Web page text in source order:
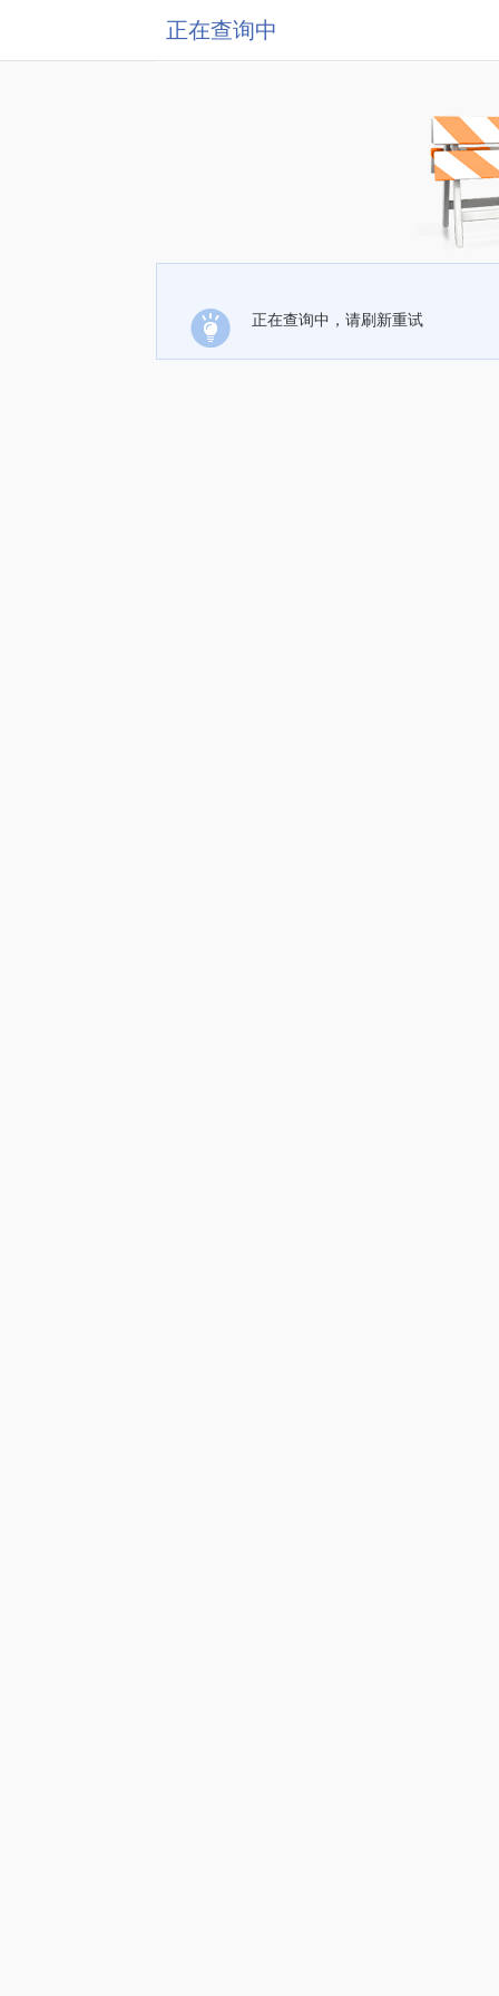
正在查询中
正在查询中，请刷新重试